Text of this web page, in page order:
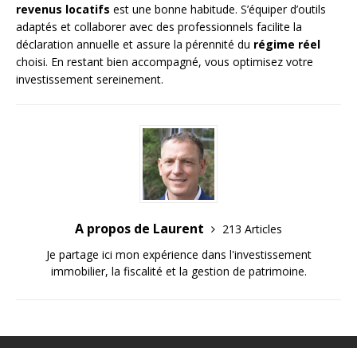
revenus locatifs est une bonne habitude. S’équiper d’outils
adaptés et collaborer avec des professionnels facilite la
déclaration annuelle et assure la pérennité du régime réel
choisi. En restant bien accompagné, vous optimisez votre
investissement sereinement.
A propos de Laurent
213 Articles
Je partage ici mon expérience dans l'investissement
immobilier, la fiscalité et la gestion de patrimoine.